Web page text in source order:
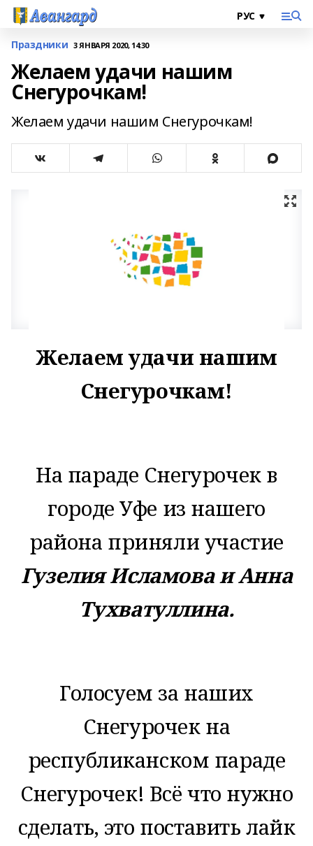
Праздники 3 ЯНВАРЯ 2020, 14:30
Желаем удачи нашим
Снегурочкам!
Желаем удачи нашим Снегурочкам!
Желаем удачи нашим
Снегурочкам!
На параде Снегурочек в
городе Уфе из нашего
района приняли участие
Гузелия Исламова и Анна
Тухватуллина.
Голосуем за наших
Снегурочек на
республиканском параде
Снегурочек! Всё что нужно
сделать, это поставить лайк